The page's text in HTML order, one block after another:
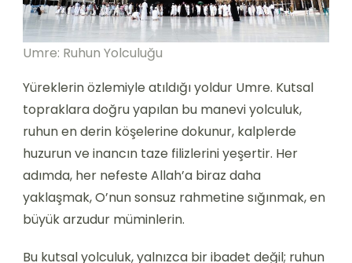
Umre: Ruhun Yolculuğu
Yüreklerin özlemiyle atıldığı yoldur Umre. Kutsal
topraklara doğru yapılan bu manevi yolculuk,
ruhun en derin köşelerine dokunur, kalplerde
huzurun ve inancın taze filizlerini yeşertir. Her
adımda, her nefeste Allah’a biraz daha
yaklaşmak, O’nun sonsuz rahmetine sığınmak, en
büyük arzudur müminlerin.
Bu kutsal yolculuk, yalnızca bir ibadet değil; ruhun